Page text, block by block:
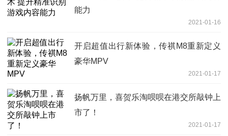
能力
2021-01-16
开启超值出行新体验，传祺M8重新定义
豪华MPV
2021-01-17
扬帆万里，喜贺乐淘呗呗在港交所敲钟上
市了！
2021-01-17